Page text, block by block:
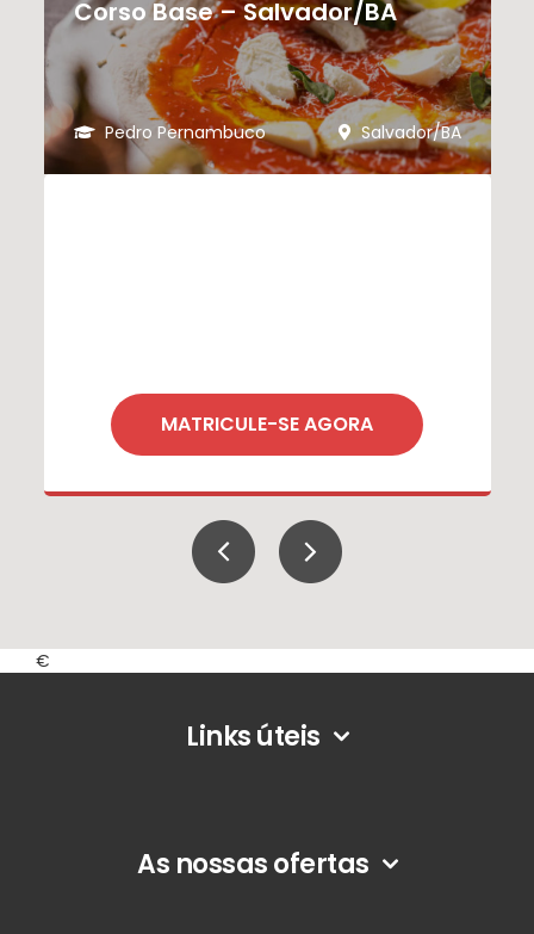
Corso Base – Salvador/BA
Pedro Pernambuco Salvador/BA
MATRICULE-SE AGORA
€
Links úteis
As nossas ofertas